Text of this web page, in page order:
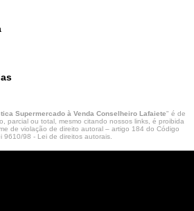
Supermercado à Venda Conselheiro Lafaiete" é de
parcial ou total, mesmo citando nossos links, é proibida
de violação de direito autoral – artigo 184 do Código
9610/98 - Lei de direitos autorais.